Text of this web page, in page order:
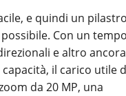
e quindi un
Con un
e altro
il carico utile
da 20 MP, una